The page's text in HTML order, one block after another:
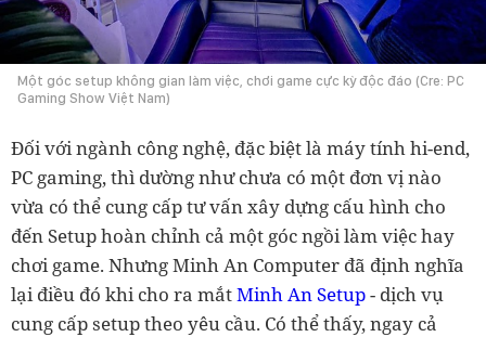
Một góc setup không gian làm việc, chơi game cực kỳ độc đáo (Cre: PC
Gaming Show Việt Nam)
Đối với ngành công nghệ, đặc biệt là máy tính hi-end,
PC gaming, thì dường như chưa có một đơn vị nào
vừa có thể cung cấp tư vấn xây dựng cấu hình cho
đến Setup hoàn chỉnh cả một góc ngồi làm việc hay
chơi game. Nhưng Minh An Computer đã định nghĩa
lại điều đó khi cho ra mắtMinh An Setup- dịch vụ
cung cấp setup theo yêu cầu. Có thể thấy, ngay cả